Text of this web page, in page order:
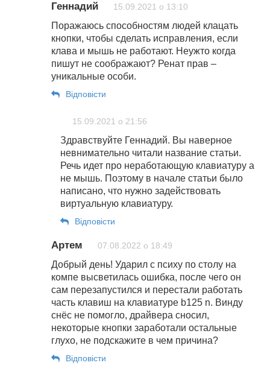
Геннадий 15.09.2021 о 13:10
Поражаюсь способностям людей клацать
кнопки, чтобы сделать исправления, если
клава и мышь не работают. Неужто когда
пишут не соображают? Ренат прав –
уникальные особи.
Відповіcти
15.09.2021 о 21:56
Здравствуйте Геннадий. Вы наверное
невнимательно читали название статьи.
Речь идет про неработающую клавиатуру а
не мышь. Поэтому в начале статьи было
написано, что нужно задействовать
виртуальную клавиатуру.
Відповіcти
Артем 07.08.2022 о 18:49
Добрый день! Ударил с психу по столу на
компе высветилась ошибка, после чего он
сам перезапустился и перестали работать
часть клавиш на клавиатуре b125 n. Винду
снёс не помогло, драйвера сносил,
некоторые кнопки заработали остальные
глухо, не подскажите в чем причина?
Відповіcти